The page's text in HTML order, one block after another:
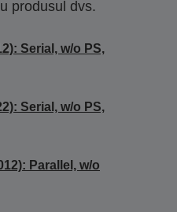
produsul dvs.
Serial, w/o PS,
Serial, w/o PS,
Parallel, w/o